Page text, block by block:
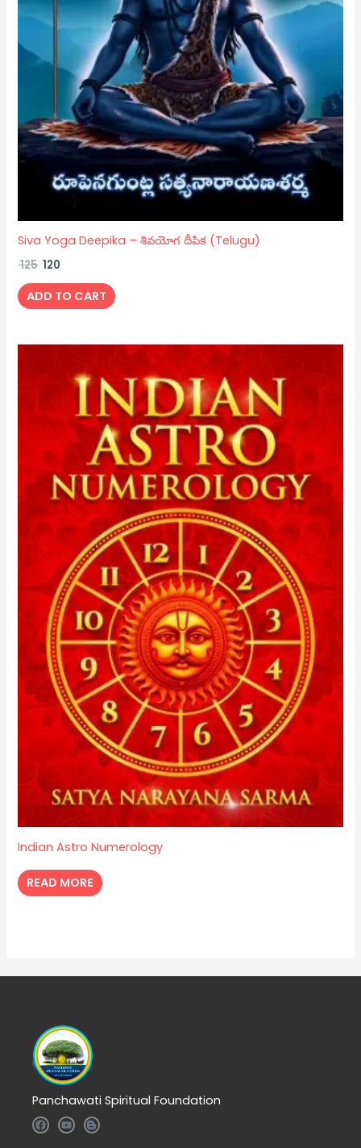
Siva Yoga Deepika – శివయోగ దీపిక (Telugu)
125 120
ADD TO CART
Indian Astro Numerology
READ MORE
Panchawati Spiritual Foundation
F
a
Y
o
B
l